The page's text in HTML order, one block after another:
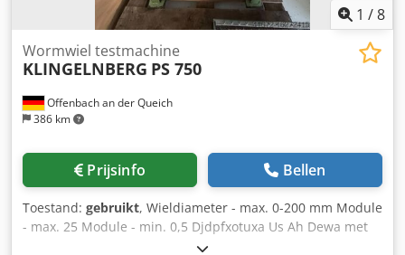
1 /8
Offenbach an der Queich
386 km
Wormwiel testmachine
KLINGELNBERG PS 750
Prijsinfo Bellen
Toestand: gebruikt, Wieldiameter - max. 0-200 mm Module
- max. 25 Module - min. 0,5 Djdpfxotuxa Us Ah Dewa met
accessoires en ondertafel Bouwjaar ca. 1995